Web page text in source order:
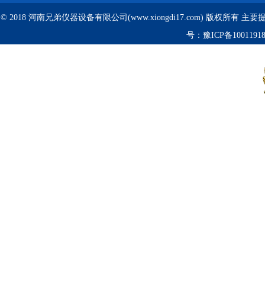
© 2018 河南兄弟仪器设备有限公司(www.xiongdi17.com) 版权所有 主要
号： 豫ICP备